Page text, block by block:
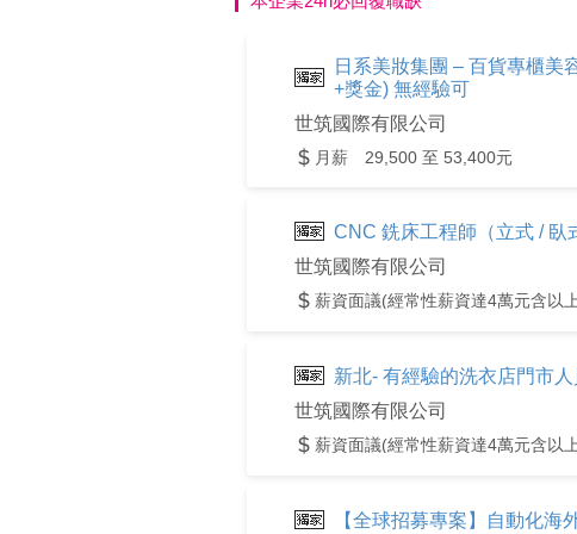
日系美妝集團 – 百貨專櫃美
+獎金) 無經驗可
世筑國際有限公司
月薪 29,500 至 53,400元
CNC 銑床工程師（立式 / 臥
世筑國際有限公司
薪資面議(經常性薪資達4萬元含以
新北- 有經驗的洗衣店門市
世筑國際有限公司
薪資面議(經常性薪資達4萬元含以
【全球招募專案】自動化海